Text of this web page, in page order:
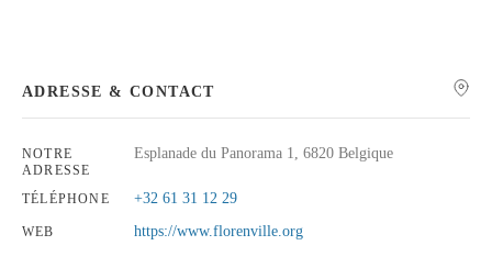
Rechercher
ADRESSE & CONTACT
NOTRE
ADRESSE
Esplanade du Panorama 1, 6820 Belgique
TÉLÉPHONE +32 61 31 12 29
WEB https://www.florenville.org